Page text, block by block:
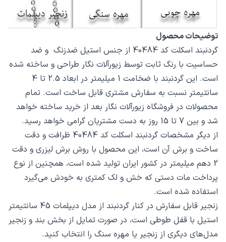
توضیحات محصول
گردنبند اسکلت کد 40484 از جنس استیل ضدزنگ و ضد
حساسیت با رنگ ثابت توسط زیورآلات نگار طراحی و ساخته شده
است. این گردنبند با ضخامت 1 میلیمتر در ابعاد 2.5 تا 4
سانتیمتر نسبت به سفارش مشتری قابل ساخت است. تمام
محصولات در فروشگاه زیورآلات نگار بعد از خرید ساخته خواهد
شد و بین 7 تا 15 روز به دست مشتریان گرامی خواهد رسید.
از دیگر مشخصات گردنبند اسکلت کد 40484 ظرافت و دقت
ساخت و برش آن است، این محصول با روش برش لیزری و دقت
2 دهم میلیمتر در کشور ایران تولید شده است، همچنین از نوع
پرداخت مات دستی که خش و لک کمتری به خودش می‌گیرد
استفاده شده است.
زنجیر قابل سفارش در کنار گردنبند از مدل دیپلمات 45 سانتیمتر
استیل با قفل طوطی است، در صورت تمایل از بخش بند و زنجیر
مدل‌های دیگری از زنجیر یا مهره سنگ را انتخاب کنید.